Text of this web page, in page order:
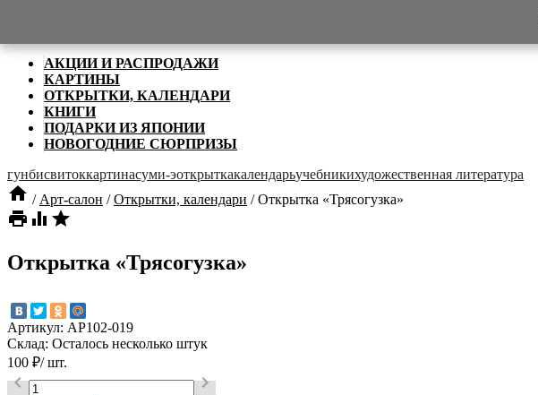
АКЦИИ И РАСПРОДАЖИ
КАРТИНЫ
ОТКРЫТКИ, КАЛЕНДАРИ
КНИГИ
ПОДАРКИ ИЗ ЯПОНИИ
НОВОГОДНИЕ СЮРПРИЗЫ
гунбисвитоккартинасуми-эоткрыткакалендарьучебникихудожественная литература
 / Арт-салон / Открытки, календари /Открытка «Трясогузка»
  
Открытка «Трясогузка»
Артикул: AP102-019
Склад: Осталось несколько штук
100 ₽/ шт.
 